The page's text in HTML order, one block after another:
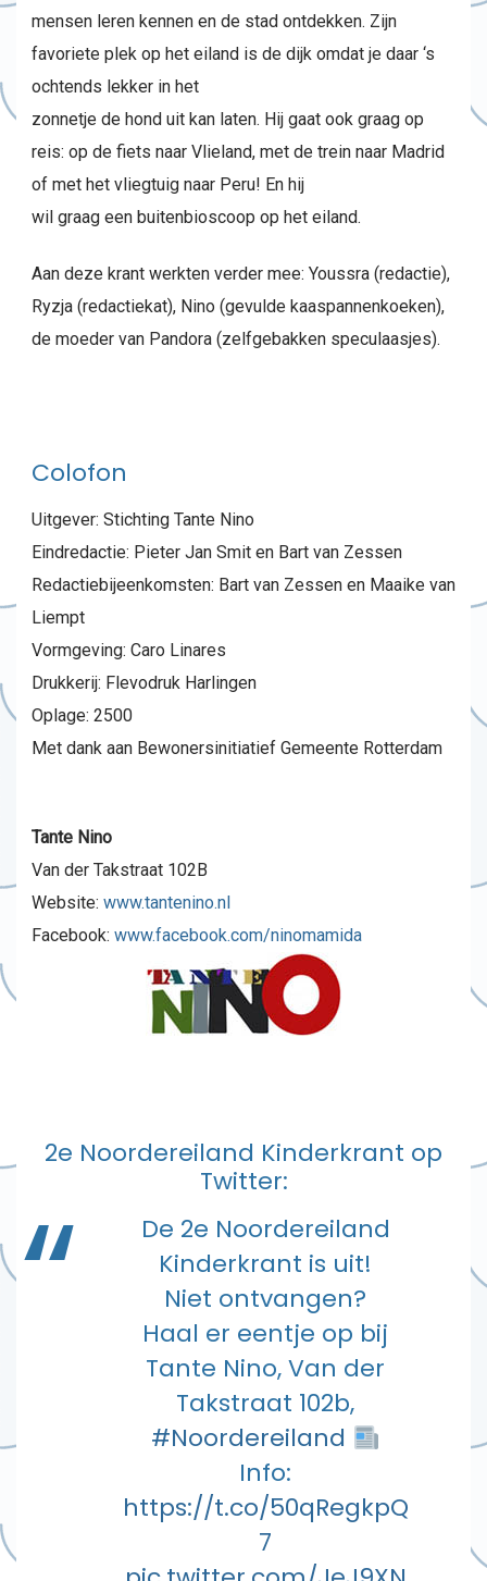
mensen leren kennen en de stad ontdekken. Zijn
favoriete plek op het eiland is de dijk omdat je daar ‘s
ochtends lekker in het
zonnetje de hond uit kan laten. Hij gaat ook graag op
reis: op de fiets naar Vlieland, met de trein naar Madrid
of met het vliegtuig naar Peru! En hij
wil graag een buitenbioscoop op het eiland.
Aan deze krant werkten verder mee: Youssra (redactie),
Ryzja (redactiekat), Nino (gevulde kaaspannenkoeken),
de moeder van Pandora (zelfgebakken speculaasjes).
Colofon
Uitgever: Stichting Tante Nino
Eindredactie: Pieter Jan Smit en Bart van Zessen
Redactiebijeenkomsten: Bart van Zessen en Maaike van
Liempt
Vormgeving: Caro Linares
Drukkerij: Flevodruk Harlingen
Oplage: 2500
Met dank aan Bewonersinitiatief Gemeente Rotterdam
Tante Nino
Van der Takstraat 102B
Website: www.tantenino.nl
Facebook: www.facebook.com/ninomamida
2e Noordereiland Kinderkrant op
Twitter:
De 2e Noordereiland
Kinderkrant is uit!
Niet ontvangen?
Haal er eentje op bij
Tante Nino, Van der
Takstraat 102b,
#Noordereiland
Info:
https://t.co/50qRegkpQ
7